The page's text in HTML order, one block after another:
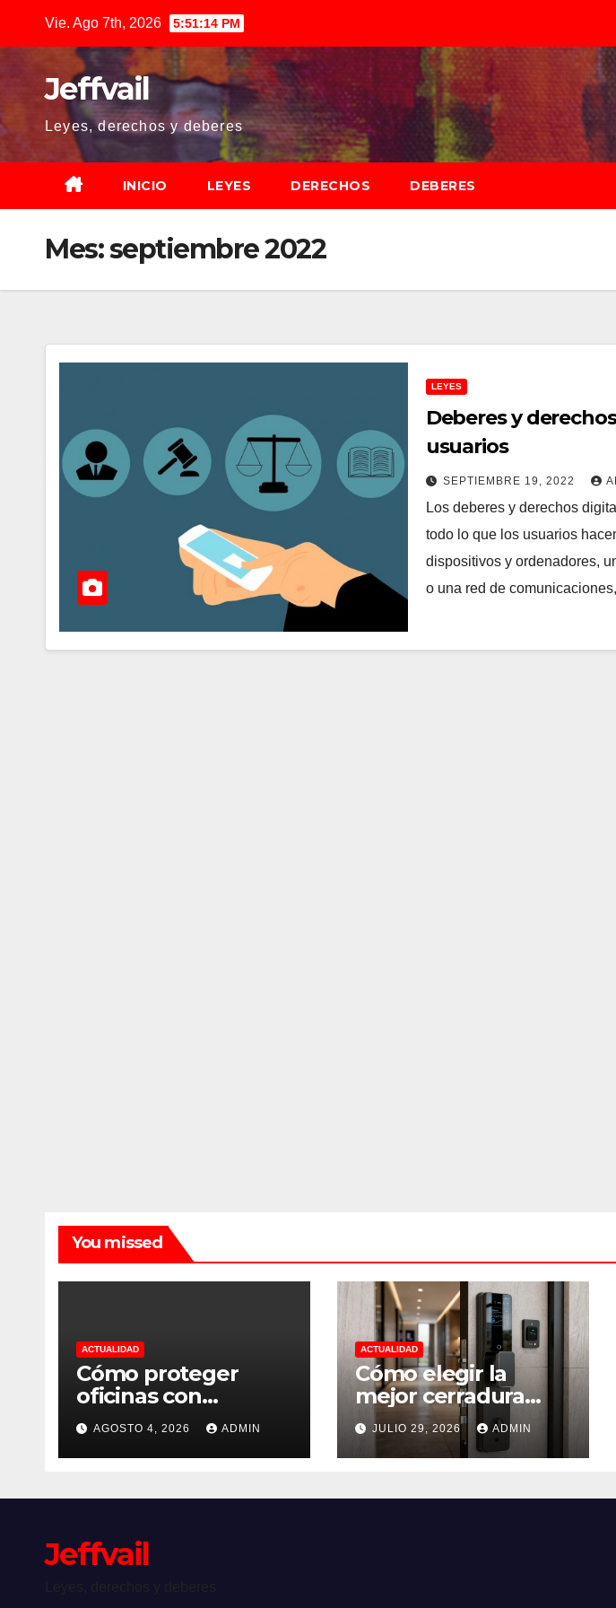
contenido
Vie. Ago 7th, 2026 5:51:14 PM
Jeffvail
Leyes, derechos y deberes
INICIO LEYES DERECHOS DEBERES
Mes:septiembre 2022
LEYES
Deberes y
usuarios
SEPTIEMBRE 19, 2022
Los deberes y derechos
todo lo que los usuarios
dispositivos y ordenadores,
o una red de
You missed
ACTUALIDAD
Cómo proteger
oficinas con
soluciones
inteligentes
AGOSTO 4, 2026 ADMIN
ACTUALIDAD
Cómo elegir la
mejor cerradura
inteligente para tu
vivienda.
JULIO 29, 2026 ADMIN
Jeffvail